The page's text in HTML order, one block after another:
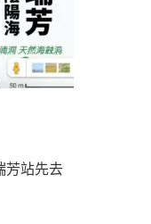
芳站先去